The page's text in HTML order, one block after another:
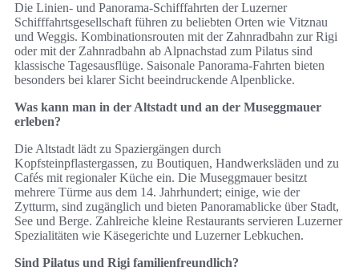
Die Linien- und Panorama-Schifffahrten der Luzerner
Schifffahrtsgesellschaft führen zu beliebten Orten wie Vitznau
und Weggis. Kombinationsrouten mit der Zahnradbahn zur Rigi
oder mit der Zahnradbahn ab Alpnachstad zum Pilatus sind
klassische Tagesausflüge. Saisonale Panorama-Fahrten bieten
besonders bei klarer Sicht beeindruckende Alpenblicke.
Was kann man in der Altstadt und an der Museggmauer
erleben?
Die Altstadt lädt zu Spaziergängen durch
Kopfsteinpflastergassen, zu Boutiquen, Handwerksläden und zu
Cafés mit regionaler Küche ein. Die Museggmauer besitzt
mehrere Türme aus dem 14. Jahrhundert; einige, wie der
Zytturm, sind zugänglich und bieten Panoramablicke über Stadt,
See und Berge. Zahlreiche kleine Restaurants servieren Luzerner
Spezialitäten wie Käsegerichte und Luzerner Lebkuchen.
Sind Pilatus und Rigi familienfreundlich?